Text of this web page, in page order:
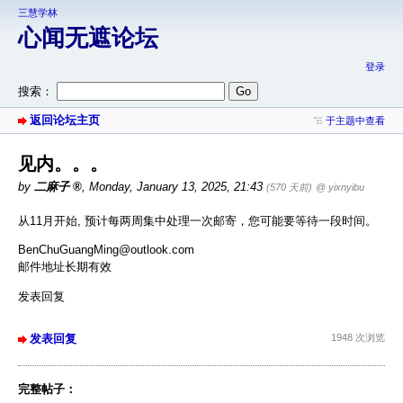
三慧学林
心闻无遮论坛
登录
搜索：
返回论坛主页 于主题中查看
见内。。。
by 二麻子 , Monday, January 13, 2025, 21:43 (570 天前) @ yixnyibu
从11月开始, 预计每两周集中处理一次邮寄，您可能要等待一段时间。
BenChuGuangMing@outlook.com
邮件地址长期有效
发表回复
发表回复 1948 次浏览
完整帖子：